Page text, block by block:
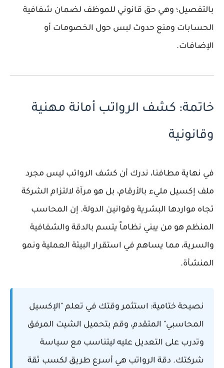
بالتفصيل؛ وهي حق قانوني للموظف لضمان شفافية
الحسابات ومنع حدوث لبس حول الخصومات أو
الإضافات.
خاتمة: كشف الرواتب أمانة مهنية
وقانونية
في نهاية مطافنا، ندرك أن كشف الرواتب ليس مجرد
ملف إكسيل مليء بالأرقام، بل هو مرآة لالتزام الشركة
تجاه مواردها البشرية وقوانين الدولة. إن المحاسب
المنظم هو من يبني نظاماً يتسم بالدقة والشفافية
والسرية، مما يساهم في استقرار البيئة العملية ونمو
المنشأة.
نصيحة ختامية: استثمر وقتك في تعلم "الإكسيل
المحاسبي" المتقدم، وقم بتحميل الشيت المرفق
وتدرب على التعديل عليه ليتناسب مع سياسة
شركتك. دقة الرواتب هي أسرع طريق لكسب ثقة